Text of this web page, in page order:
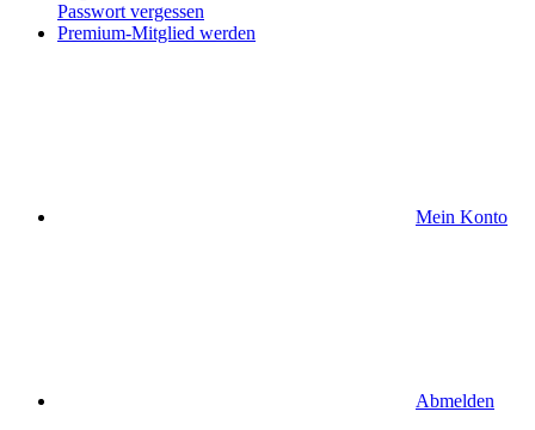
Passwort vergessen
Premium-Mitglied werden
Mein Konto
Abmelden